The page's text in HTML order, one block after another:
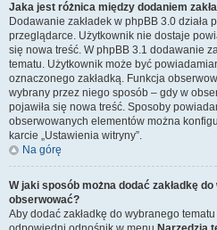
Jaka jest różnica między dodaniem
Dodawanie zakładek w phpBB 3.0 działa
przeglądarce. Użytkownik nie dostaje
się nowa treść. W phpBB 3.1 dodawanie
tematu. Użytkownik może być
oznaczonego zakładką. Funkcja
wybrany przez niego sposób – gdy w
pojawiła się nowa treść. Sposoby
obserwowanych elementów można
karcie „Ustawienia witryny”.
Na górę
W jaki sposób można dodać zakładkę
obserwować?
Aby dodać zakładkę do wybranego